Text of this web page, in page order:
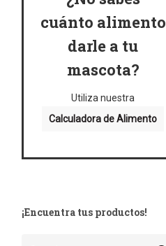
cuánto alimento
darle a tu
mascota?
Utiliza nuestra
Calculadora de Alimento
¡Encuentra tus productos!